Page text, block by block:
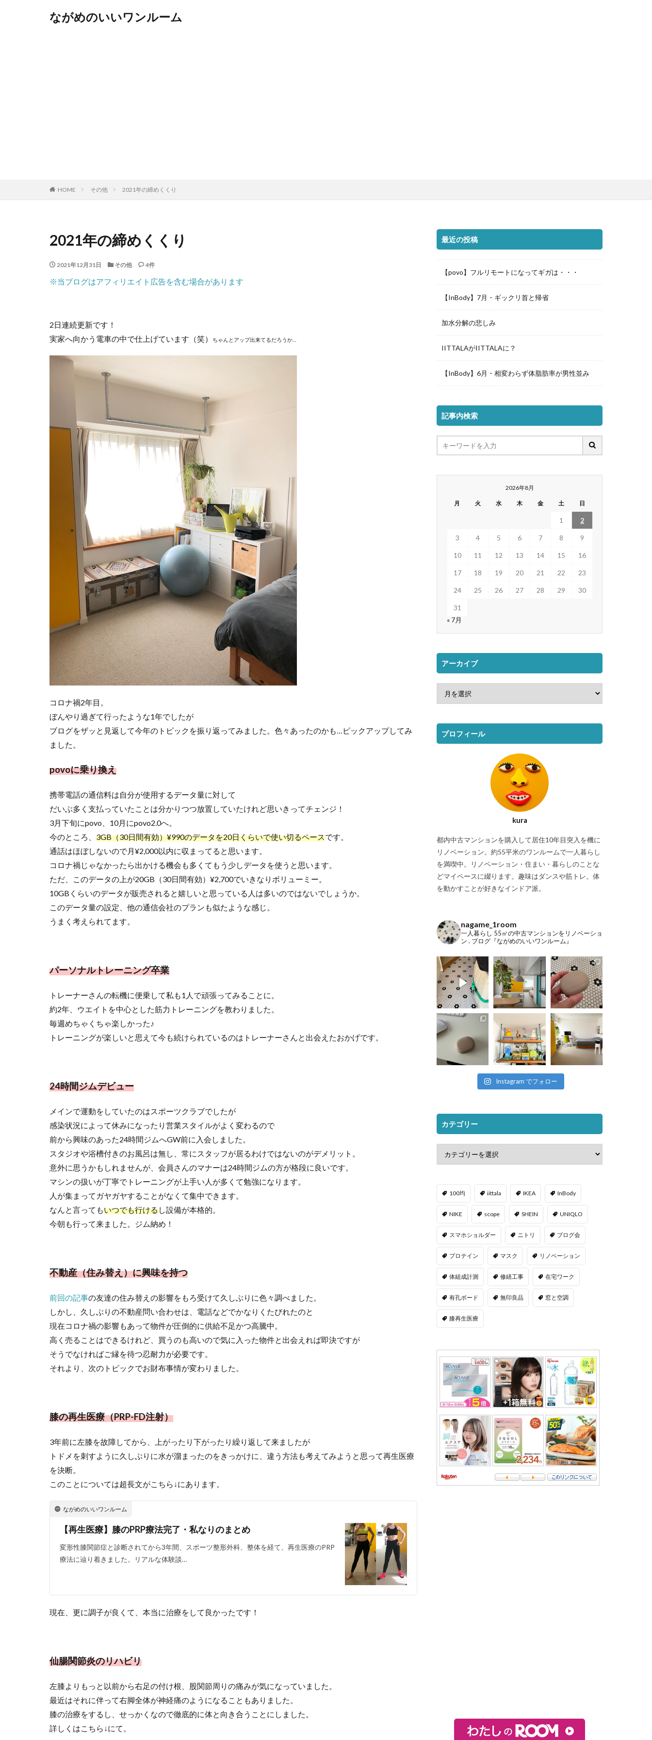
ながめのいいワンルーム
HOME その他 2021年の締めくくり
2021年の締めくくり
2021年12月31日 その他 4件
※当ブログはアフィリエイト広告を含む場合があります
2日連続更新です！
実家へ向かう電車の中で仕上げています（笑）
ちゃんとアップ出来てるだろうか…
コロナ禍2年目。
ぼんやり過ぎて行ったような1年でしたが
ブログをザッと見返して今年のトピックを振り返ってみました。色々あったのかも…ピックアップしてみ
ました。
povoに乗り換え
携帯電話の通信料は自分が使用するデータ量に対して
だいぶ多く支払っていたことは分かりつつ放置していたけれど思いきってチェンジ！
3月下旬にpovo、10月にpovo2.0へ。
今のところ、 3GB（30日間有効）¥990のデータを20日くらいで使い切るペースです。
通話はほぼしないので月¥2,000以内に収まってると思います。
コロナ禍じゃなかったら出かける機会も多くてもう少しデータを使うと思います。
ただ、このデータの上が20GB（30日間有効）¥2,700でいきなりボリューミー。
10GBくらいのデータが販売されると嬉しいと思っている人は多いのではないでしょうか。
このデータ量の設定、他の通信会社のプランも似たような感じ。
うまく考えられてます。
パーソナルトレーニング卒業
トレーナーさんの転機に便乗して私も1人で頑張ってみることに。
約2年、ウエイトを中心とした筋力トレーニングを教わりました。
毎週めちゃくちゃ楽しかった♪
トレーニングが楽しいと思えて今も続けられているのはトレーナーさんと出会えたおかげです。
24時間ジムデビュー
メインで運動をしていたのはスポーツクラブでしたが
感染状況によって休みになったり営業スタイルがよく変わるので
前から興味のあった24時間ジムへGW前に入会しました。
スタジオや浴槽付きのお風呂は無し、常にスタッフが居るわけではないのがデメリット。
意外に思うかもしれませんが、会員さんのマナーは24時間ジムの方が格段に良いです。
マシンの扱いが丁寧でトレーニングが上手い人が多くて勉強になります。
人が集まってガヤガヤすることがなくて集中できます。
なんと言ってもいつでも行けるし設備が本格的。
今朝も行って来ました。ジム納め！
不動産（住み替え）に興味を持つ
前回の記事の友達の住み替えの影響をもろ受けて久しぶりに色々調べました。
しかし、久しぶりの不動産問い合わせは、電話などでかなりくたびれたのと
現在コロナ禍の影響もあって物件が圧倒的に供給不足かつ高騰中。
高く売ることはできるけれど、買うのも高いので気に入った物件と出会えれば即決ですが
そうでなければご縁を待つ忍耐力が必要です。
それより、次のトピックでお財布事情が変わりました。
膝の再生医療（PRP-FD注射）
3年前に左膝を故障してから、上がったり下がったり繰り返して来ましたが
トドメを刺すように久しぶりに水が溜まったのをきっかけに、違う方法も考えてみようと思って再生医療
を決断。
このことについては超長文がこちら↓にあります。
ながめのいいワンルーム
【再生医療】膝のPRP療法完了・私なりのまとめ
変形性膝関節症と診断されてから3年間、スポーツ整形外科、整体を経て、再生医療のPRP
療法に辿り着きました。リアルな体験談…
現在、更に調子が良くて、本当に治療をして良かったです！
仙腸関節炎のリハビリ
左膝よりもっと以前から右足の付け根、股関節周りの痛みが気になっていました。
最近はそれに伴って右脚全体が神経痛のようになることもありました。
膝の治療をするし、せっかくなので徹底的に体と向き合うことにしました。
詳しくはこちら↓にて。
最近の投稿
【povo】フルリモートになってギガは・・・
【InBody】7月・ギックリ首と帰省
加水分解の悲しみ
IITTALAがIITTALAに？
【InBody】6月・相変わらず体脂肪率が男性並み
記事内検索
2026年8月
月 火 水 木 金 土 日
1 2
3 4 5 6 7 8 9
10 11 12 13 14 15 16
17 18 19 20 21 22 23
24 25 26 27 28 29 30
31
« 7月
アーカイブ
プロフィール
kura
都内中古マンションを購入して居住10年目突入を機に
リノベーション。約55平米のワンルームで一人暮らし
を満喫中。リノベーション・住まい・暮らしのことな
どマイペースに綴ります。趣味はダンスや筋トレ。体
を動かすことが好きなインドア派。
nagame_1room
一人暮らし 55㎡の中古マンションをリノベーショ
ン . ブログ『ながめのいいワンルーム』
Instagram でフォロー
カテゴリー
100均 iittala IKEA InBody
NIKE scope SHEIN UNIQLO
スマホショルダー ニトリ ブログ会
プロテイン マスク リノベーション
体組成計測 修繕工事 在宅ワーク
有孔ボード 無印良品 窓と空調
膝再生医療